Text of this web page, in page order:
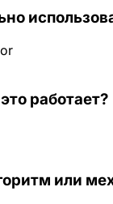
работает?
или